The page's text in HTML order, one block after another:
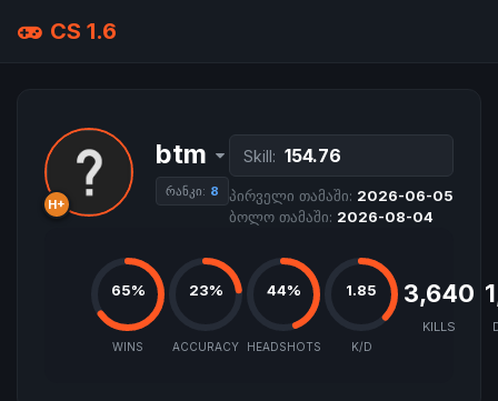
CS 1.6
H+
btm
რანკი: 8
Skill: 154.76
პირველი თამაში: 2026-06-05
ბოლო თამაში: 2026-08-04
65%
WINS
23%
ACCURACY
44%
HEADSHOTS
1.85
K/D
3,640
KILLS